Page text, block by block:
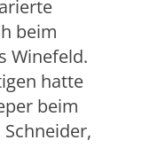
beim
Winefeld.
hatte
beim